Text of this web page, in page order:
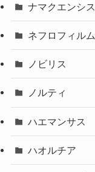
ナマクエンシス
ネフロフィルム
ノビリス
ノルティ
ハエマンサス
ハオルチア